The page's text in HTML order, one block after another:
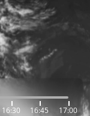
16:30 16:45 17:00